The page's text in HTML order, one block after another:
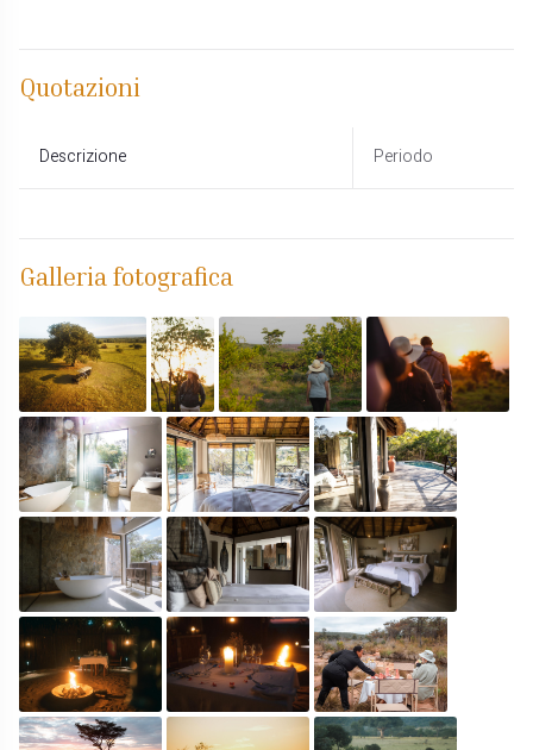
Quotazioni
Descrizione Periodo
Galleria fotografica